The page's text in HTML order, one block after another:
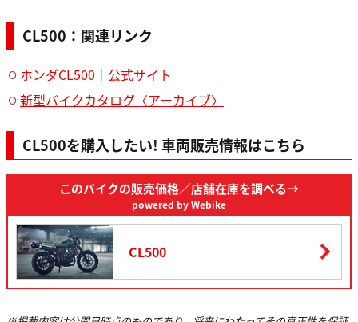
CL500：関連リンク
ホンダCL500｜公式サイト
新型バイクカタログ〈アーカイブ〉
CL500を購入したい! 車両販売情報はこちら
このバイクの販売価格／店舗在庫を調べる→
powered by Webike
CL500